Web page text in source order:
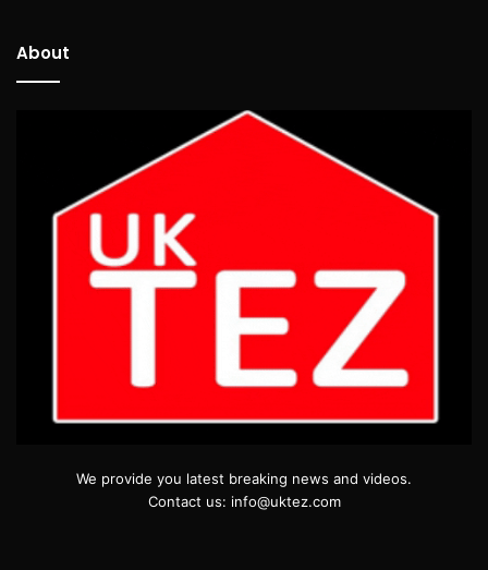
About
We provide you latest breaking news and videos.
Contact us: info@uktez.com